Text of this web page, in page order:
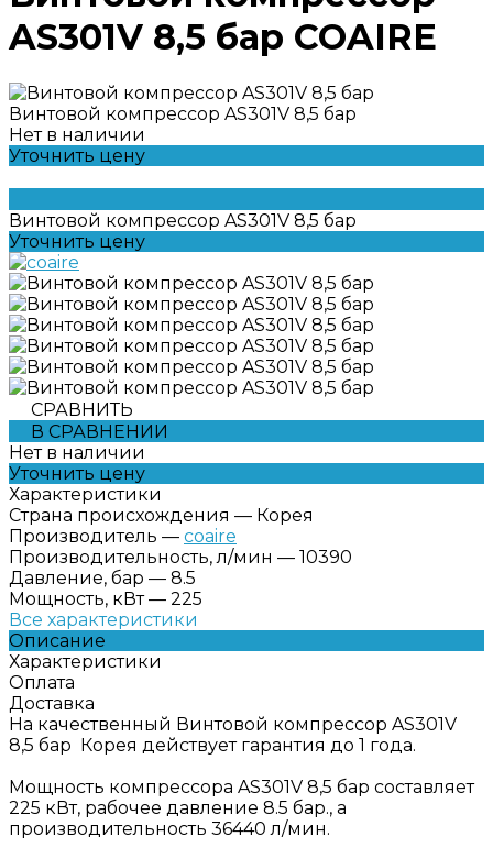
AS301V 8,5 бар COAIRE
Винтовой компрессор AS301V 8,5 бар
Нет в наличии
Уточнить цену
Винтовой компрессор AS301V 8,5 бар
Уточнить цену
СРАВНИТЬ
В СРАВНЕНИИ
Нет в наличии
Уточнить цену
Характеристики
Страна происхождения — Корея
Производитель — coaire
Производительность, л/мин — 10390
Давление, бар — 8.5
Мощность, кВт — 225
Все характеристики
Описание
Характеристики
Оплата
Доставка
На качественный Винтовой компрессор AS301V
8,5 бар Корея действует гарантия до 1 года.
Мощность компрессора AS301V 8,5 бар составляет
225 кВт, рабочее давление 8.5 бар., а
производительность 36440 л/мин.